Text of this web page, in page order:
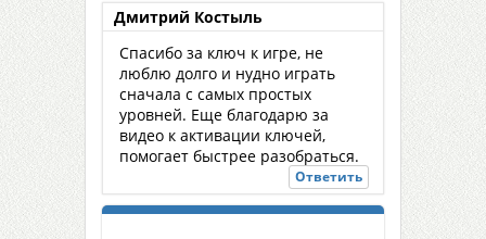
Дмитрий Костыль
Спасибо за ключ к игре, не
люблю долго и нудно играть
сначала с самых простых
уровней. Еще благодарю за
видео к активации ключей,
помогает быстрее разобраться.
Ответить